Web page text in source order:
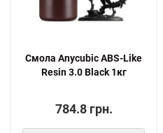
Смола Anycubic ABS-Like
Resin 3.0 Black 1кг
784.8 грн.